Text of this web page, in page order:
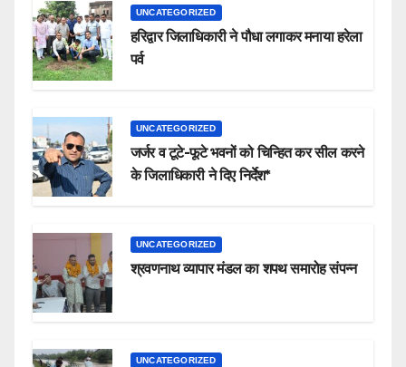
UNCATEGORIZED
हरिद्वार जिलाधिकारी ने पौधा लगाकर मनाया हरेला
पर्व
UNCATEGORIZED
जर्जर व टूटे-फूटे भवनों को चिन्हित कर सील करने
के जिलाधिकारी ने दिए निर्देश*
UNCATEGORIZED
श्रवणनाथ व्यापार मंडल का शपथ समारोह संपन्न
UNCATEGORIZED